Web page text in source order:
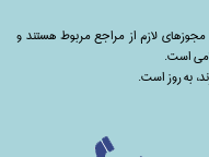
لازم از مراجع مربوط هستند ‌و‌‌
است.
به روز است.